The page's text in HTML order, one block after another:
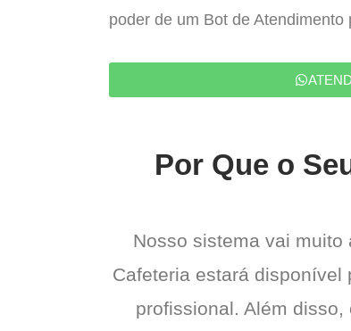
poder de um Bot de Atendimento
Por Que o
Nosso sistema vai
Cafeteria estará disponível
profissional. Além